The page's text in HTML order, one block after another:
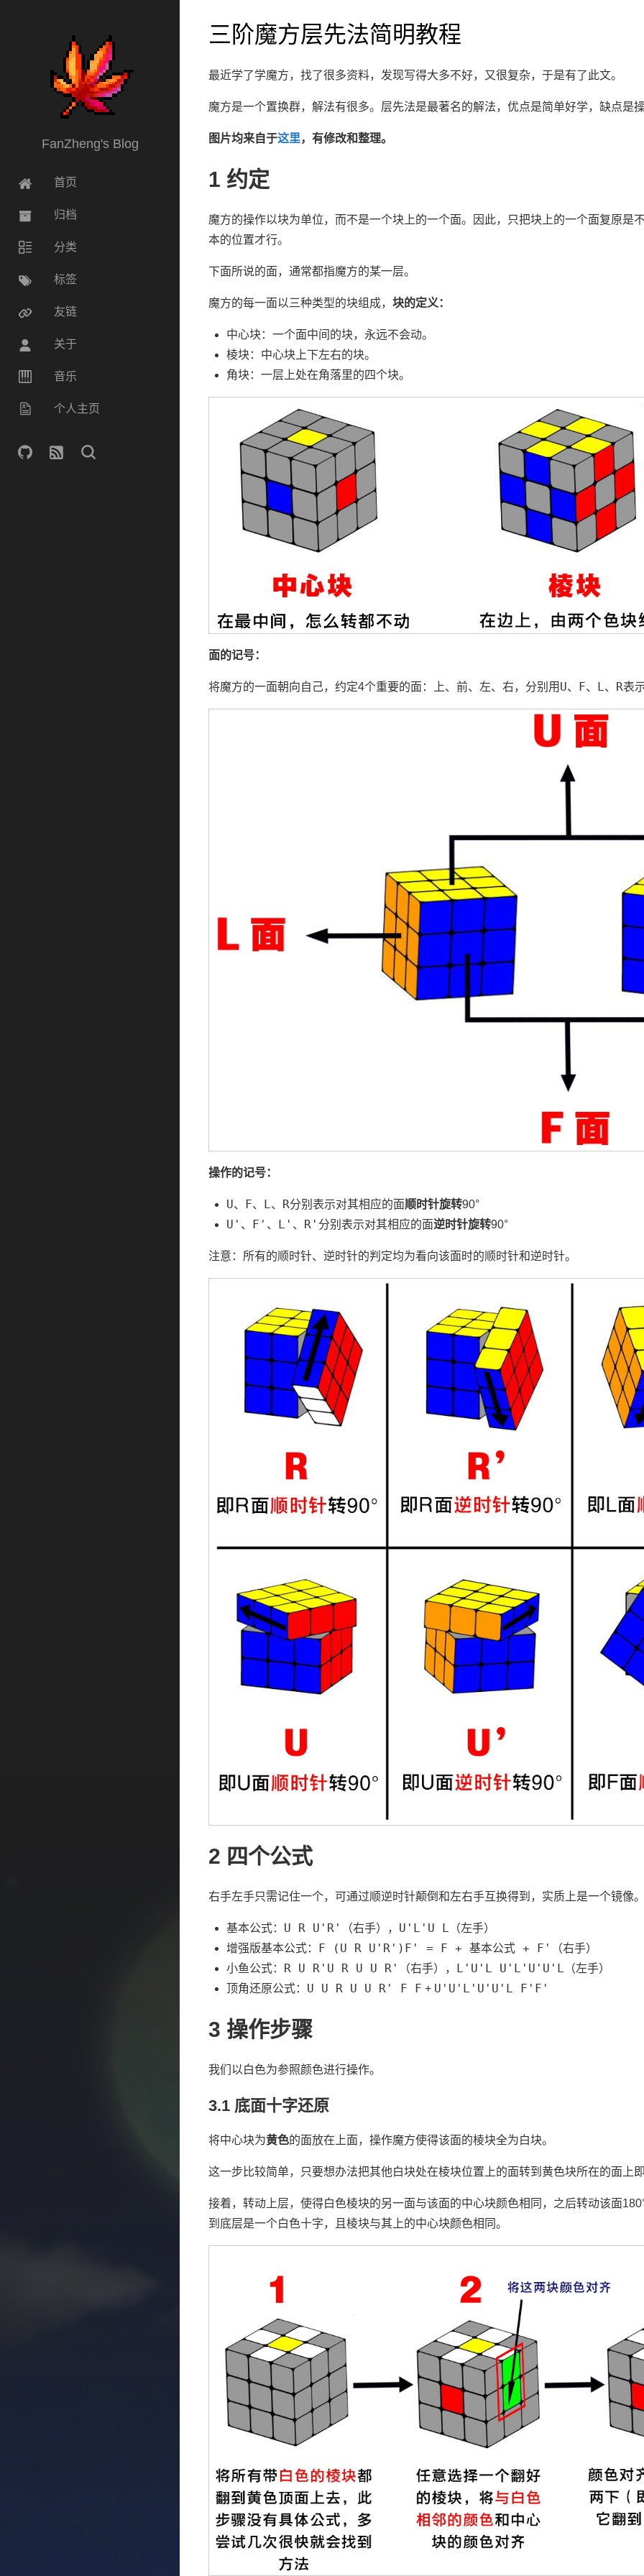
FanZheng's Blog
首页
归档
分类
标签
友链
关于
音乐
个人主页
三阶魔方层先法简明教程
最近学了学魔方，找了很多资料，发现写得大多不好，又很复杂，于是有了此文。
魔方是一个置换群，解法有很多。层先法是最著名的解法，优点是简单好学，缺点是
图片均来自于这里，有修改和整理。
1 约定
魔方的操作以块为单位，而不是一个块上的一个面。因此，只把块上的一个面复原是
本的位置才行。
下面所说的面，通常都指魔方的某一层。
魔方的每一面以三种类型的块组成， 块的定义：
中心块：一个面中间的块，永远不会动。
棱块：中心块上下左右的块。
角块：一层上处在角落里的四个块。
面的记号：
将魔方的一面朝向自己，约定4个重要的面：上、前、左、右，分别用 U、 F、 L、 R表
操作的记号：
U、 F、 L、 R分别表示对其相应的面顺时针旋转90°
U' 、 F' 、 L' 、 R' 分别表示对其相应的面逆时针旋转90°
注意：所有的顺时针、逆时针的判定均为看向该面时的顺时针和逆时针。
2 四个公式
右手左手只需记住一个，可通过顺逆时针颠倒和左右手互换得到，实质上是一个镜像
基本公式： U R U'R' （右手）， U'L'U L
（左手）
增强版基本公式： F (U R U'R')F' = F + 基本公式 + F'
（右手）
小鱼公式： R U R'U R U U R' （右手）， L'U'L U'L'U'U'L
（左手）
顶角还原公式： U U R U U R' F F + U'U'L'U'U'L F'F'
3 操作步骤
我们以白色为参照颜色进行操作。
3.1 底面十字还原
将中心块为黄色的面放在上面，操作魔方使得该面的棱块全为白块。
这一步比较简单，只要想办法把其他白块处在棱块位置上的面转到黄色块所在的面上
接着，转动上层，使得白色棱块的另一面与该面的中心块颜色相同，之后转动该面
到底层是一个白色十字，且棱块与其上的中心块颜色相同。